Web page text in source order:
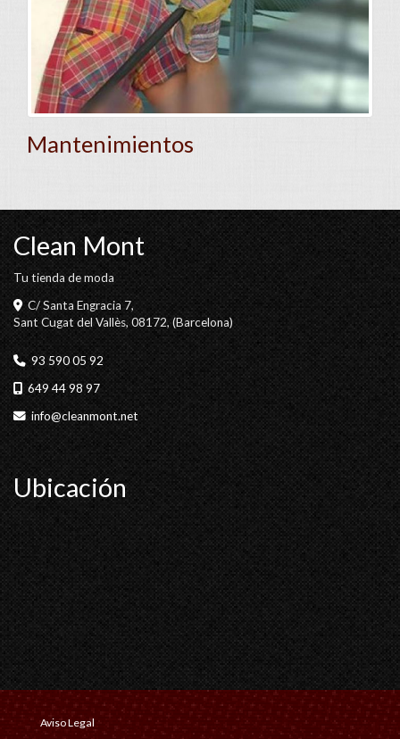
Mantenimientos
Clean Mont
Tu tienda de moda
C/ Santa Engracia 7,
Sant Cugat del Vallès, 08172, (Barcelona)
93 590 05 92
649 44 98 97
info
cleanmont.net
Ubicación
Aviso Legal